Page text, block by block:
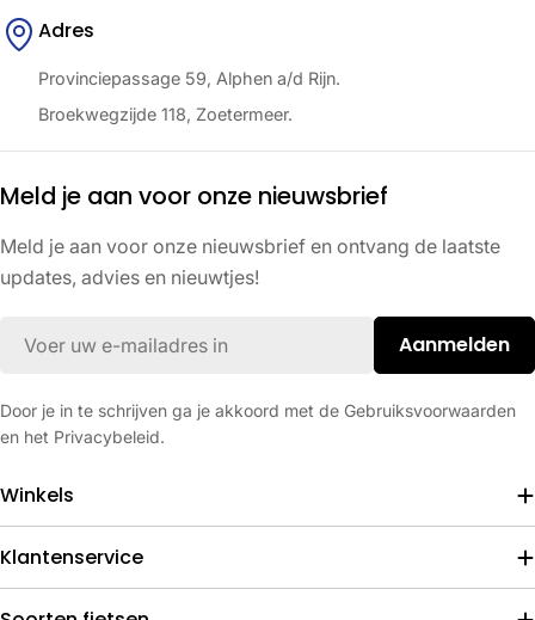
Adres
Provinciepassage 59, Alphen a/d Rijn.
Broekwegzijde 118, Zoetermeer.
Meld je aan voor onze nieuwsbrief
Meld je aan voor onze nieuwsbrief en ontvang de laatste
updates, advies en nieuwtjes!
Aanmelden
Door je in te schrijven ga je akkoord met de Gebruiksvoorwaarden
en het Privacybeleid.
Winkels
Klantenservice